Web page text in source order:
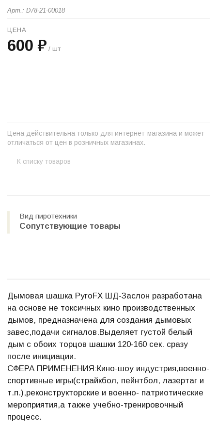
Арт.: D78-21-00018
ЦЕНА
600 ₽ / шт
Цена действительна только для интернет-магазина и может
отличаться от цен в розничных магазинах.
К списку товаров
Вид пиротехники
Сопутствующие товары
Дымовая шашка PyroFX ШД-Заслон разработана
на основе не токсичных кино производственных
дымов, предназначена для создания дымовых
завес,подачи сигналов.Выделяет густой белый
дым с обоих торцов шашки 120-160 сек. сразу
после инициации.
СФЕРА ПРИМЕНЕНИЯ:Кино-шоу индустрия,военно-
спортивные игры(страйкбол, пейнтбол, лазертаг и
т.п.),реконструкторские и военно- патриотические
мероприятия,а также учебно-тренировочный
процесс.